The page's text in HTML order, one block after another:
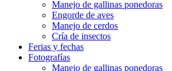
Manejo de gallinas ponedoras
Engorde de aves
Manejo de cerdos
Cría de insectos
Ferias y fechas
Fotografías
Manejo de gallinas ponedoras